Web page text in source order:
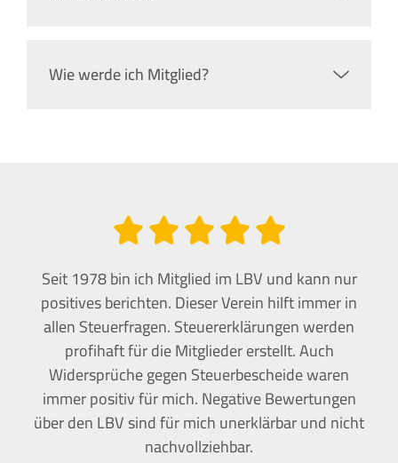
Wie werde ich Mitglied?
    
Seit 1978 bin ich Mitglied im LBV und kann nur
positives berichten. Dieser Verein hilft immer in
allen Steuerfragen. Steuererklärungen werden
profihaft für die Mitglieder erstellt. Auch
Widersprüche gegen Steuerbescheide waren
immer positiv für mich. Negative Bewertungen
über den LBV sind für mich unerklärbar und nicht
nachvollziehbar.